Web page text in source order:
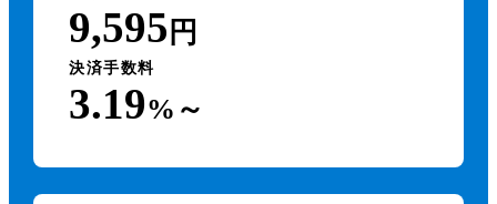
9,595 円
決済手数料
3.19%～